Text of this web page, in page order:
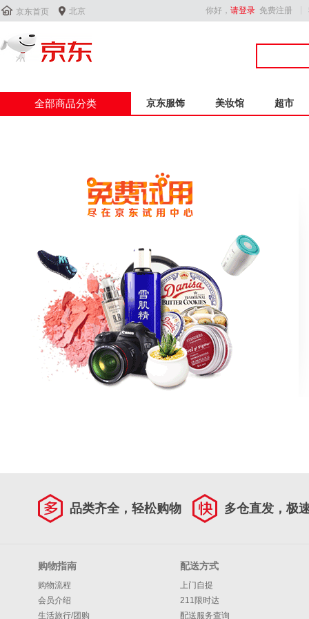
 京东首页  北京 你好， 请登录 免费注册
全部商品分类 京东服饰 美妆馆 超市
品类齐全，轻松购物 多仓直发，极
购物指南
购物流程
会员介绍
生活旅行/团购
配送方式
上门自提
211限时达
配送服务查询